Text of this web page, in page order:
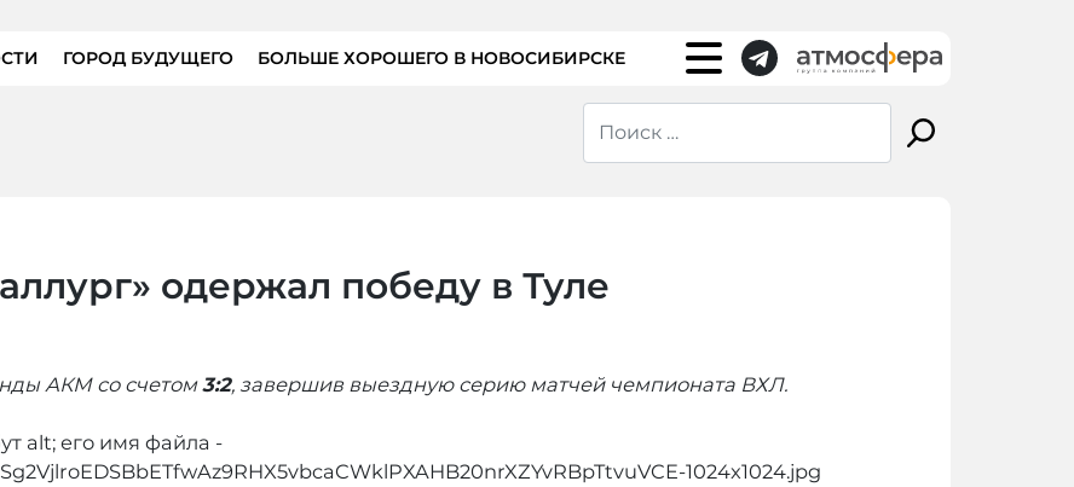
ГОРОД БУДУЩЕГО БОЛЬШЕ ХОРОШЕГО В НОВОСИБИРСКЕ
одержал победу в Туле
АКМ со счетом3:2, завершив выездную серию матчей чемпионата ВХЛ.